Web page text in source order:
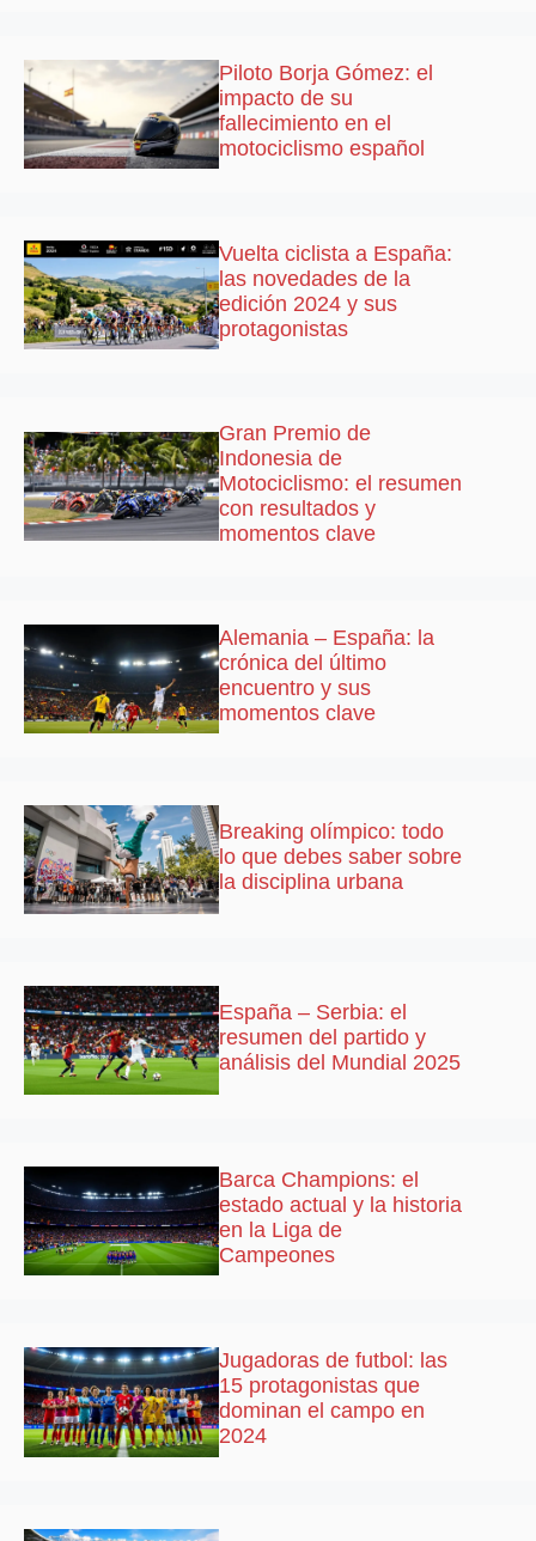
Piloto Borja Gómez: el
impacto de su
fallecimiento en el
motociclismo español
Vuelta ciclista a España:
las novedades de la
edición 2024 y sus
protagonistas
Gran Premio de
Indonesia de
Motociclismo: el resumen
con resultados y
momentos clave
Alemania – España: la
crónica del último
encuentro y sus
momentos clave
Breaking olímpico: todo
lo que debes saber sobre
la disciplina urbana
España – Serbia: el
resumen del partido y
análisis del Mundial 2025
Barca Champions: el
estado actual y la historia
en la Liga de
Campeones
Jugadoras de futbol: las
15 protagonistas que
dominan el campo en
2024